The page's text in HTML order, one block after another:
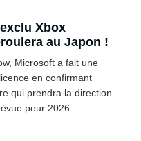
Xbox
au Japon !
Microsoft a fait une
en confirmant
qui prendra la direction
pour 2026.